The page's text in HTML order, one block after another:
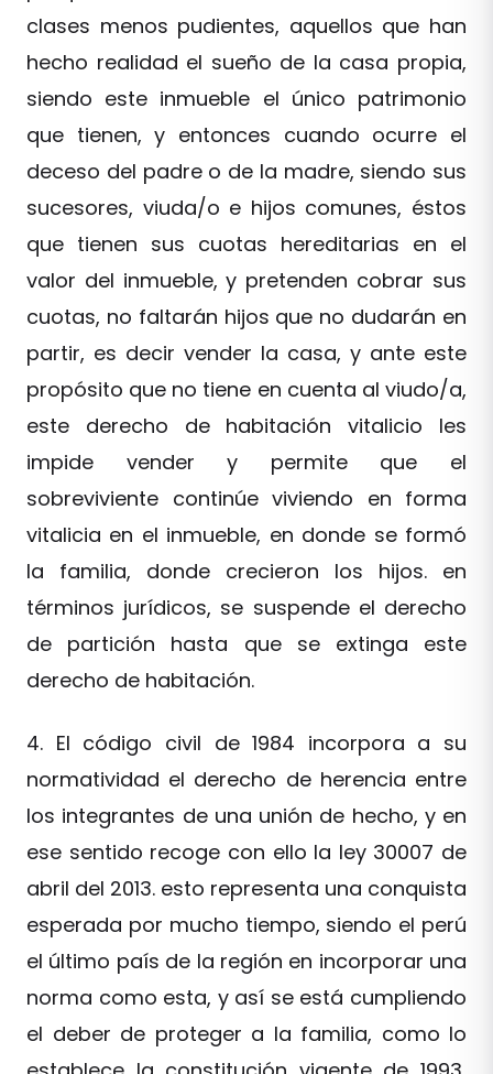
clases menos pudientes, aquellos que han
hecho realidad el sueño de la casa propia,
siendo este inmueble el único patrimonio
que tienen, y entonces cuando ocurre el
deceso del padre o de la madre, siendo sus
sucesores, viuda/o e hijos comunes, éstos
que tienen sus cuotas hereditarias en el
valor del inmueble, y pretenden cobrar sus
cuotas, no faltarán hijos que no dudarán en
partir, es decir vender la casa, y ante este
propósito que no tiene en cuenta al viudo/a,
este derecho de habitación vitalicio les
impide vender y permite que el
sobreviviente continúe viviendo en forma
vitalicia en el inmueble, en donde se formó
la familia, donde crecieron los hijos. en
términos jurídicos, se suspende el derecho
de partición hasta que se extinga este
derecho de habitación.
4. El código civil de 1984 incorpora a su
normatividad el derecho de herencia entre
los integrantes de una unión de hecho, y en
ese sentido recoge con ello la ley 30007 de
abril del 2013. esto representa una conquista
esperada por mucho tiempo, siendo el perú
el último país de la región en incorporar una
norma como esta, y así se está cumpliendo
el deber de proteger a la familia, como lo